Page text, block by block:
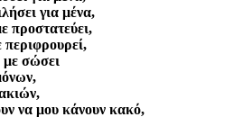
για μένα,
προστατεύει,
με σώσει
να μου κάνουν κακό,